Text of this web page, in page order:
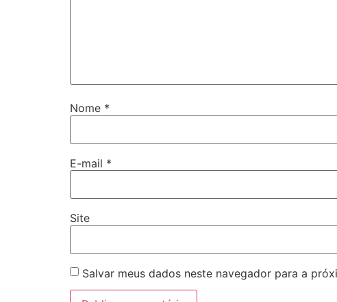
Nome *
E-mail *
Site
Salvar meus dados neste navegador para a